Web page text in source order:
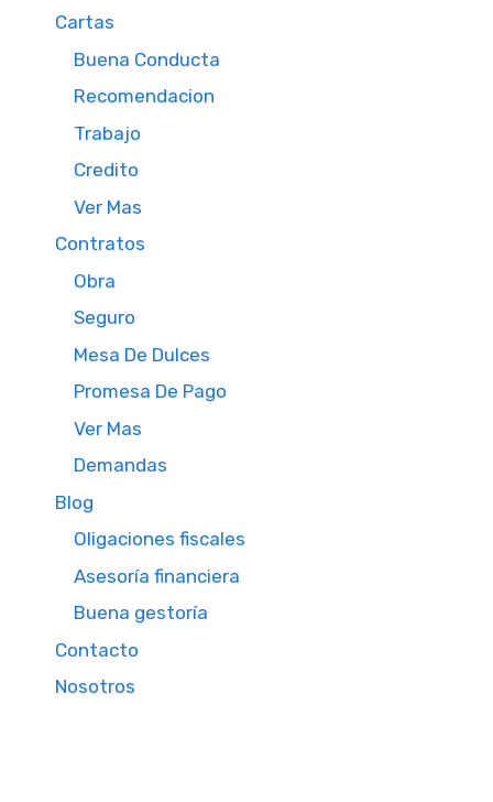
Cartas
Buena Conducta
Recomendacion
Trabajo
Credito
Ver Mas
Contratos
Obra
Seguro
Mesa De Dulces
Promesa De Pago
Ver Mas
Demandas
Blog
Oligaciones fiscales
Asesoría financiera
Buena gestoría
Contacto
Nosotros